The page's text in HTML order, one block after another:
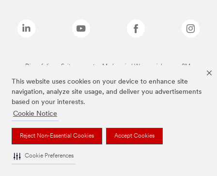
This website uses cookies on your device to enhance site
navigation, analyze site usage, and deliver you advertisements
based on your interests.
Cookie Notice
Reject Non-Essential Cookies Accept Cookies
Cookie Preferences
Die auf dieser Seite genannten Marken sind Warenzeichen von 3M.